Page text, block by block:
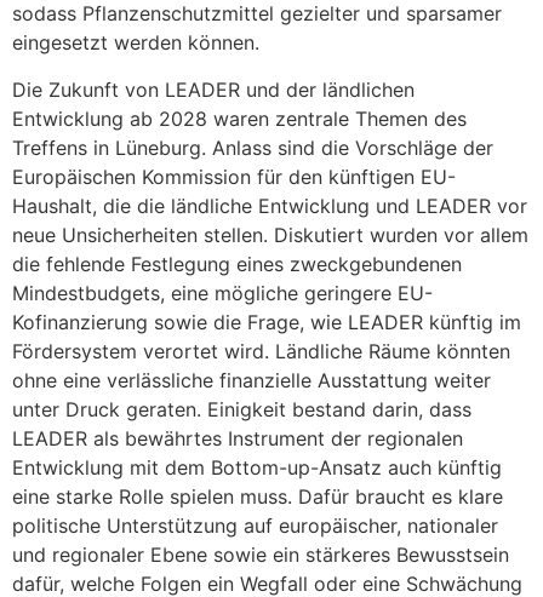
sodass Pflanzenschutzmittel gezielter und sparsamer
eingesetzt werden können.
Die Zukunft von LEADER und der ländlichen
Entwicklung ab 2028 waren zentrale Themen des
Treffens in Lüneburg. Anlass sind die Vorschläge der
Europäischen Kommission für den künftigen EU-
Haushalt, die die ländliche Entwicklung und LEADER vor
neue Unsicherheiten stellen. Diskutiert wurden vor allem
die fehlende Festlegung eines zweckgebundenen
Mindestbudgets, eine mögliche geringere EU-
Kofinanzierung sowie die Frage, wie LEADER künftig im
Fördersystem verortet wird. Ländliche Räume könnten
ohne eine verlässliche finanzielle Ausstattung weiter
unter Druck geraten. Einigkeit bestand darin, dass
LEADER als bewährtes Instrument der regionalen
Entwicklung mit dem Bottom-up-Ansatz auch künftig
eine starke Rolle spielen muss. Dafür braucht es klare
politische Unterstützung auf europäischer, nationaler
und regionaler Ebene sowie ein stärkeres Bewusstsein
dafür, welche Folgen ein Wegfall oder eine Schwächung